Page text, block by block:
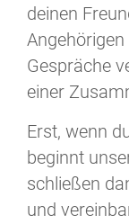
deinen
Gespräche
einer
Erst, wenn
beginnt
schließen
und